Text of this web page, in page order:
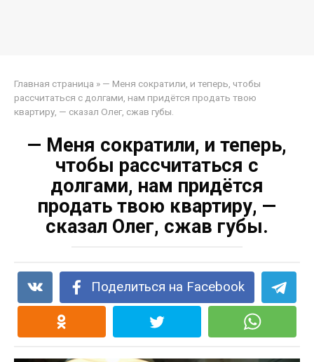
Главная страница » — Меня сократили, и теперь, чтобы
рассчитаться с долгами, нам придётся продать твою
квартиру, — сказал Олег, сжав губы.
— Меня сократили, и теперь,
чтобы рассчитаться с
долгами, нам придётся
продать твою квартиру, —
сказал Олег, сжав губы.
Поделиться на Facebook